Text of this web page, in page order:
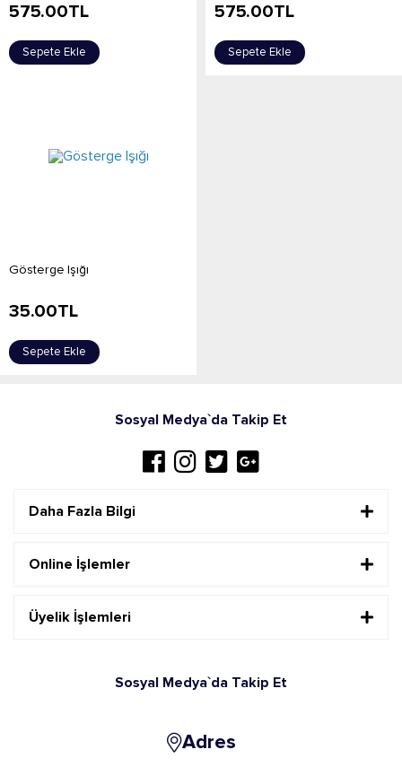
575.00TL
Sepete Ekle
575.00TL
Sepete Ekle
Gösterge Işığı
35.00TL
Sepete Ekle
Sosyal Medya`da Takip Et
Daha Fazla Bilgi
Online İşlemler
Üyelik İşlemleri
Sosyal Medya`da Takip Et
Adres